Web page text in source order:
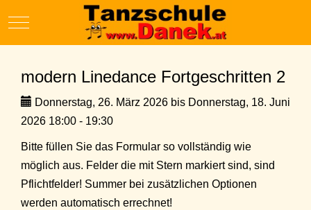
Mobile Menu Toggle
modern Linedance Fortgeschritten 2
Donnerstag, 26. März 2026 bis Donnerstag, 18. Juni
2026 18:00 - 19:30
Bitte füllen Sie das Formular so vollständig wie
möglich aus. Felder die mit Stern markiert sind, sind
Pflichtfelder! Summer bei zusätzlichen Optionen
werden automatisch errechnet!